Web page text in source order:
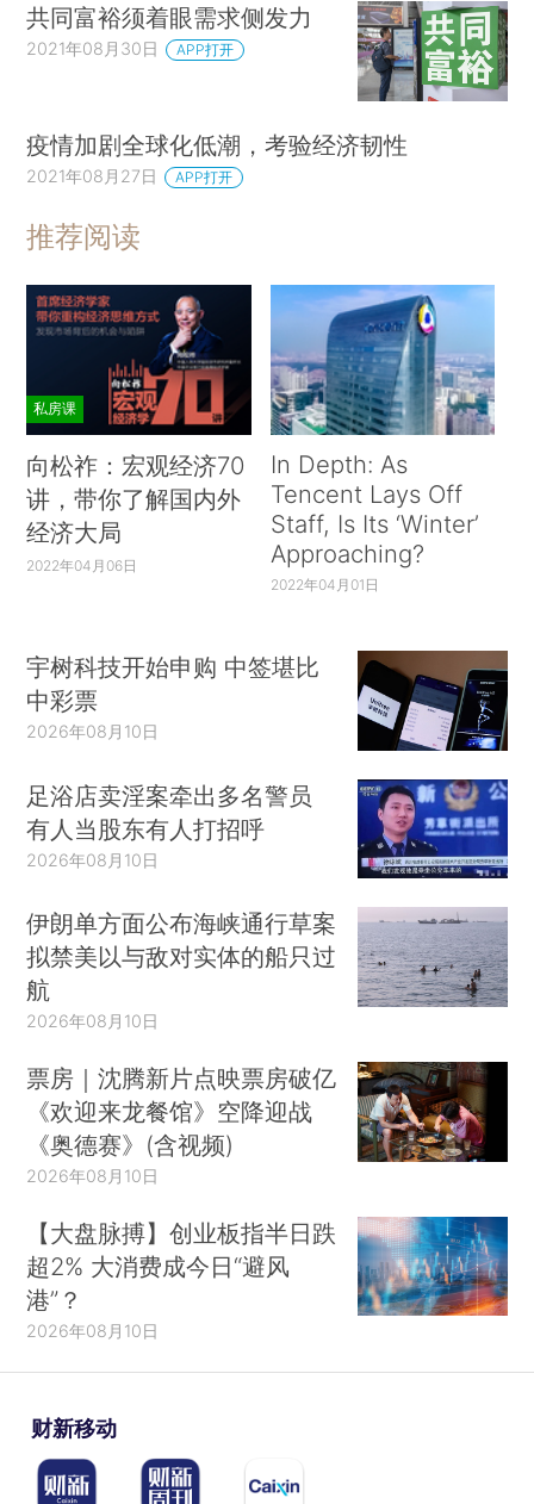
共同富裕须着眼需求侧发力
2021年08月30日 APP打开
疫情加剧全球化低潮，考验经济韧性
2021年08月27日 APP打开
推荐阅读
私房课
向松祚：宏观经济70
讲，带你了解国内外
经济大局
2022年04月06日
In Depth: As
Tencent Lays Off
Staff, Is Its ‘Winter’
Approaching?
2022年04月01日
宇树科技开始申购 中签堪比
中彩票
2026年08月10日
足浴店卖淫案牵出多名警员
有人当股东有人打招呼
2026年08月10日
伊朗单方面公布海峡通行草案
拟禁美以与敌对实体的船只过
航
2026年08月10日
票房｜沈腾新片点映票房破亿
《欢迎来龙餐馆》空降迎战
《奥德赛》(含视频)
2026年08月10日
【大盘脉搏】创业板指半日跌
超2% 大消费成今日“避风
港”？
2026年08月10日
财新移动